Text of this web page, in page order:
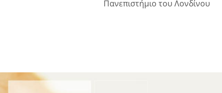
Πανεπιστήμιο του Λονδίνου